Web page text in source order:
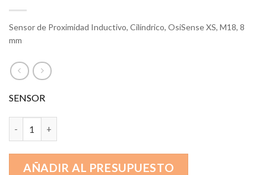
Sensor de Proximidad Inductivo, Cilíndrico, OsiSense XS, M18, 8
mm
SENSOR
AÑADIR AL PRESUPUESTO